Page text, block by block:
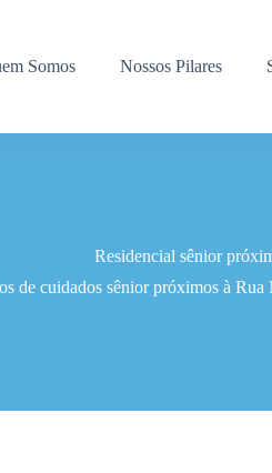
Somos Nossos Pilares
Residencial sênior
de cuidados sênior próximos à